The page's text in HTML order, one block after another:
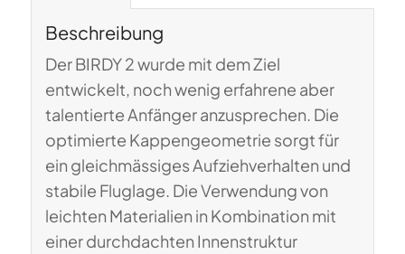
Beschreibung
Der BIRDY 2 wurde mit dem Ziel
entwickelt, noch wenig erfahrene aber
talentierte Anfänger anzusprechen. Die
optimierte Kappengeometrie sorgt für
ein gleichmässiges Aufziehverhalten und
stabile Fluglage. Die Verwendung von
leichten Materialien in Kombination mit
einer durchdachten Innenstruktur